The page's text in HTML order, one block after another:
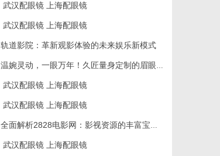
武汉配眼镜 上海配眼镜
武汉配眼镜 上海配眼镜
轨道影院：革新观影体验的未来娱乐新模式
温婉灵动，一眼万年！久匠量身定制的眉眼唇，才是你整张脸的点睛之笔！淡颜系女生的气质加分项
武汉配眼镜 上海配眼镜
武汉配眼镜 上海配眼镜
全面解析2828电影网：影视资源的丰富宝库及其使用指南
武汉配眼镜 上海配眼镜